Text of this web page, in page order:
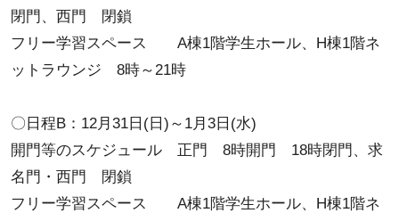
閉門、西門 閉鎖
フリー学習スペース A棟1階学生ホール、H棟1階ネ
ットラウンジ 8時～21時
〇日程B：12月31日(日)～1月3日(水)
開門等のスケジュール 正門 8時開門 18時閉門、求
名門・西門 閉鎖
フリー学習スペース A棟1階学生ホール、H棟1階ネ